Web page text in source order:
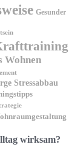
Gesunder
Wohnen
Stressabbau
wirksam?